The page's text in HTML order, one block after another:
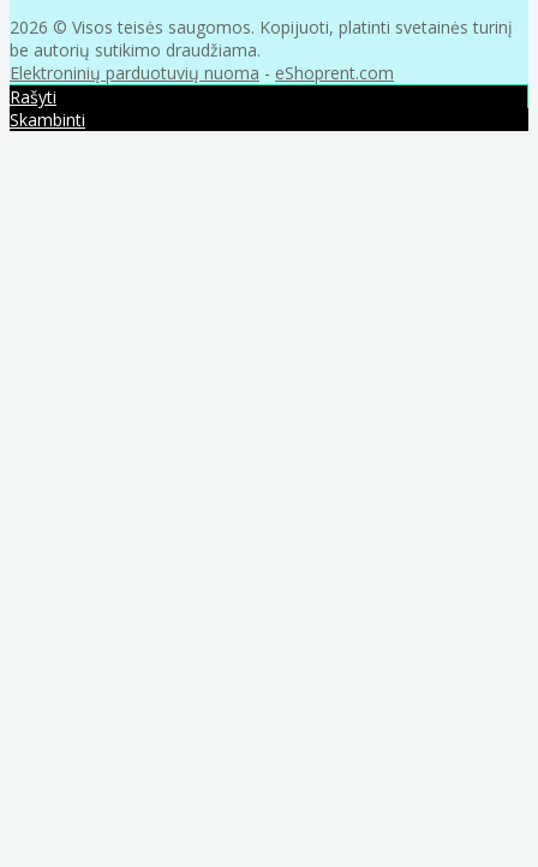
2026 © Visos teisės saugomos. Kopijuoti, platinti svetainės turinį
be autorių sutikimo draudžiama.
Elektroninių parduotuvių nuoma - eShoprent.com
Rašyti
Skambinti